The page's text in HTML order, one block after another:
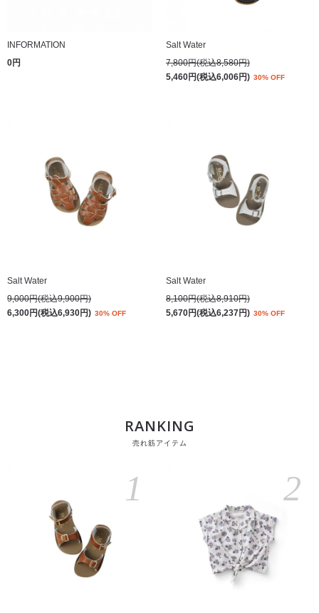
INFORMATION
0円
Salt Water
7,800円(税込8,580円)
5,460円(税込6,006円) 30% OFF
Salt Water
9,000円(税込9,900円)
6,300円(税込6,930円) 30% OFF
Salt Water
8,100円(税込8,910円)
5,670円(税込6,237円) 30% OFF
RANKING
売れ筋アイテム
1 2